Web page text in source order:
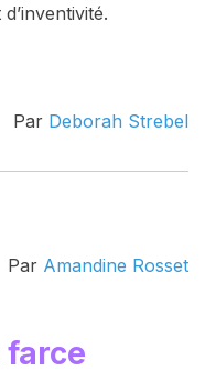
Par Deborah Strebel
Par Amandine Rosset
farce